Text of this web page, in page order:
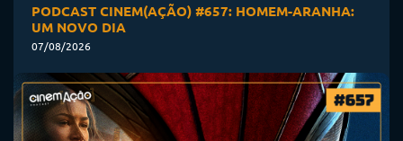
PODCAST CINEM(AÇÃO) #657: HOMEM-ARANHA:
UM NOVO DIA
07/08/2026